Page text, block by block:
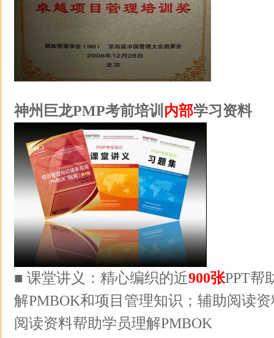
神州巨龙PMP考前培训 内部学习资料
■ 课堂讲义：精心编织的近900张PPT帮
解PMBOK和项目管理知识；辅助阅读
阅读资料帮助学员理解PMBOK